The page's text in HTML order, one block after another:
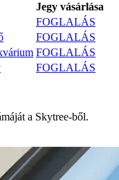
Jegy vásárlása
FOGLALÁS
FOGLALÁS
FOGLALÁS
FOGLALÁS
a Skytree-ből.